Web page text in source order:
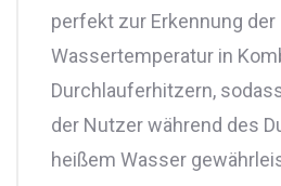
perfekt zur Erkennung der
Wassertemperatur in
Durchlauferhitzern,
der Nutzer während des
heißem Wasser